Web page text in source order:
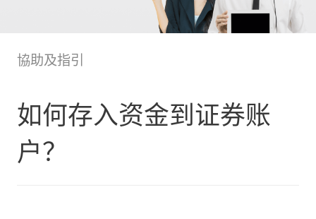
協助及指引
如何存入资金到证券账
户？